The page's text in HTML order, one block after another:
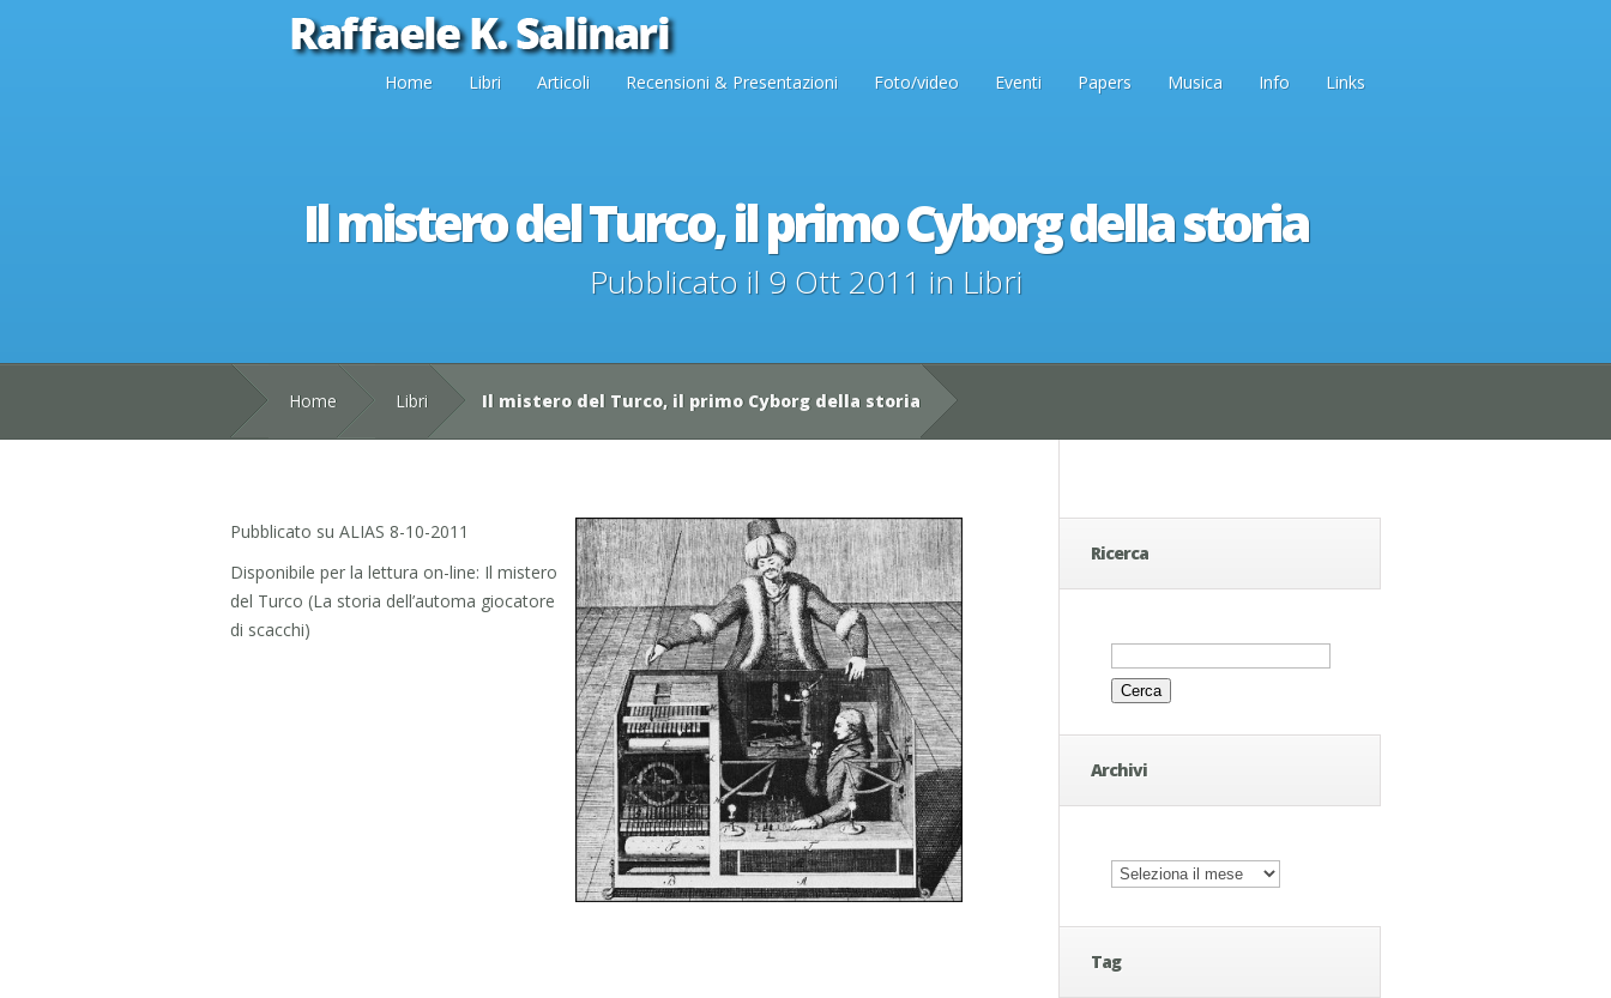
Home Libri Articoli Recensioni & Presentazioni Foto/video Eventi Papers Musica Info Links
Il mistero del Turco, il primo Cyborg della storia
Pubblicato il 9 Ott 2011 in Libri
Home Libri Il mistero del Turco, il primo Cyborg della storia
Pubblicato su ALIAS 8-10-2011
Disponibile per la lettura on-line: Il mistero
del Turco (La storia dell’automa giocatore
di scacchi)
Ricerca
Ricerca
per:
Archivi
Archivi
Tag